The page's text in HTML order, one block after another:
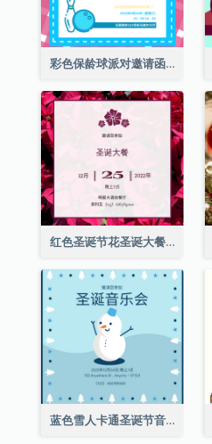
彩色保龄球派对邀请函
红色圣诞节花圣诞大餐请柬
蓝色雪人卡通圣诞节音乐会邀请